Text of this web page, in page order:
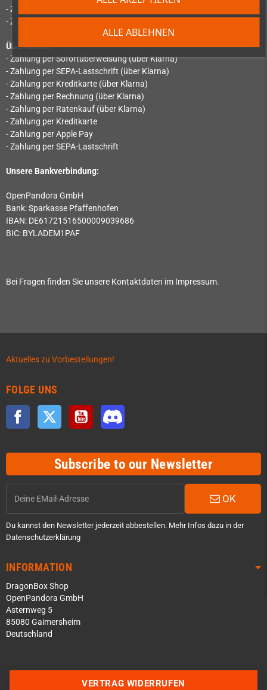
ALLE ABLEHNEN
- Zahlung per "Später bezahlen"
- Zahlung per Ratenzahlung
Über Mollie:
- Zahlung per Sofortüberweisung (über Klarna)
- Zahlung per SEPA-Lastschrift (über Klarna)
- Zahlung per Kreditkarte (über Klarna)
- Zahlung per Rechnung (über Klarna)
- Zahlung per Ratenkauf (über Klarna)
- Zahlung per Kreditkarte
- Zahlung per Apple Pay
- Zahlung per SEPA-Lastschrift
Unsere Bankverbindung:
OpenPandora GmbH
Bank: Sparkasse Pfaﬀenhofen
IBAN: DE61721516500009039686
BIC: BYLADEM1PAF
Bei Fragen finden Sie unsere Kontaktdaten im Impressum.
Aktuelles zu Vorbestellungen!
FOLGE UNS
Facebook Twitter YouTube
Subscribe to our Newsletter
OK
Du kannst den Newsletter jederzeit abbestellen. Mehr Infos dazu in der
Datenschutzerklärung
INFORMATION
DragonBox Shop
OpenPandora GmbH
Asternweg 5
85080 Gaimersheim
Deutschland
VERTRAG WIDERRUFEN